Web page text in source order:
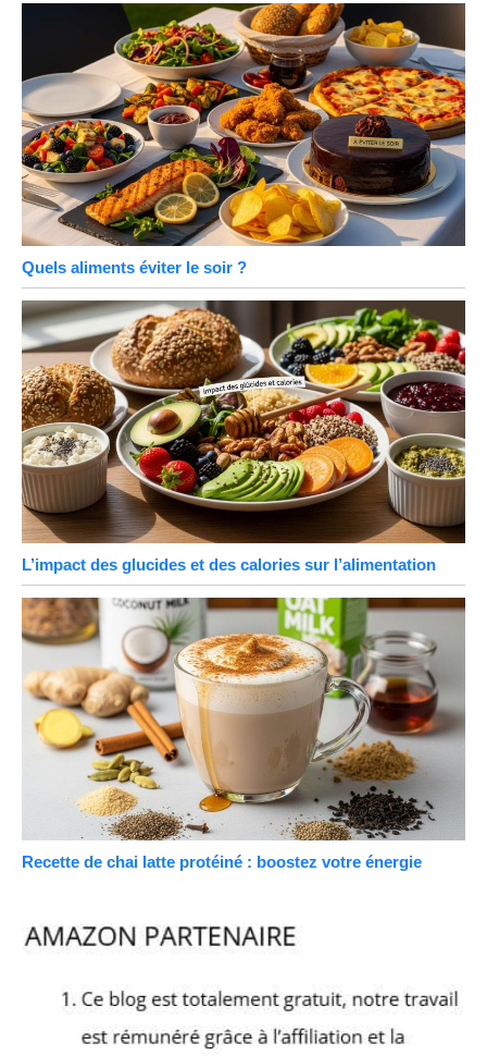
Quels aliments éviter le soir ?
L’impact des glucides et des calories sur l’alimentation
Recette de chai latte protéiné : boostez votre énergie